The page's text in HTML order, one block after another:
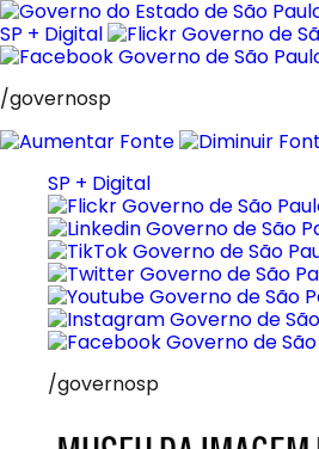
Pular
para
o
SP + Digital
/governosp
SP + Digital
/governosp